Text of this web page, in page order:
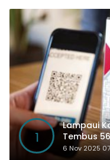
1
Lampaui
Tembus
Kancah
6 Nov 2025